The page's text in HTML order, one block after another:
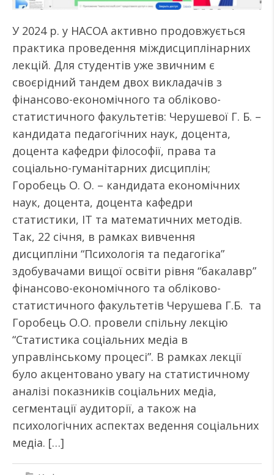
У 2024 р. у НАСОА активно продовжується
практика проведення міждисциплінарних
лекцій. Для студентів уже звичним є
своєрідний тандем двох викладачів з
фінансово-економічного та обліково-
статистичного факультетів: Черушевої Г. Б. –
кандидата педагогічних наук, доцента,
доцента кафедри філософії, права та
соціально-гуманітарних дисциплін;
Горобець О. О. – кандидата економічних
наук, доцента, доцента кафедри
статистики, ІТ та математичних методів.
Так, 22 січня, в рамках вивчення
дисципліни “Психологія та педагогіка”
здобувачами вищої освіти рівня “бакалавр”
фінансово-економічного та обліково-
статистичного факультетів Черушева Г.Б. та
Горобець О.О. провели спільну лекцію
“Статистика соціальних медіа в
управлінському процесі”. В рамках лекції
було акцентовано увагу на статистичному
аналізі показників соціальних медіа,
сегментації аудиторії, а також на
психологічних аспектах ведення соціальних
медіа. […]